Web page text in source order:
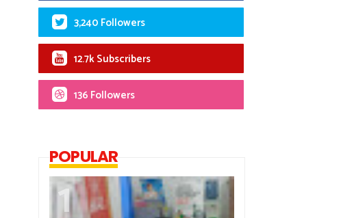
3,240 Followers
12.7k Subscribers
136 Followers
POPULAR